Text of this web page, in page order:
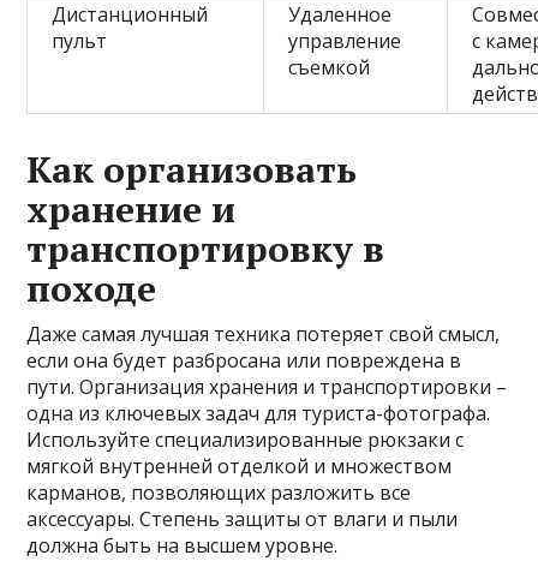
Дистанционный
пульт
Удаленное
управление
съемкой
с
Как организовать
хранение и
транспортировку в
походе
Даже самая лучшая техника потеряет свой смысл,
если она будет разбросана или повреждена в
пути. Организация хранения и транспортировки –
одна из ключевых задач для туриста-фотографа.
Используйте специализированные рюкзаки с
мягкой внутренней отделкой и множеством
карманов, позволяющих разложить все
аксессуары. Степень защиты от влаги и пыли
должна быть на высшем уровне.